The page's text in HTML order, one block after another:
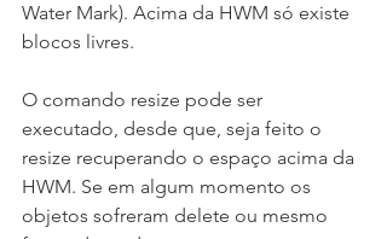
Water Mark). Acima da HWM só existe
blocos livres.
O comando resize pode ser
executado, desde que, seja feito o
resize recuperando o espaço acima da
HWM. Se em algum momento os
objetos sofreram delete ou mesmo